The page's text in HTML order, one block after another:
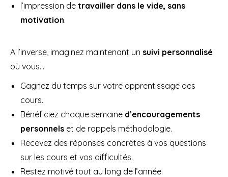
l’impression de travailler dans le vide, sans
motivation.
A l’inverse, imaginez maintenant un suivi personnalisé
où vous…
Gagnez du temps sur votre apprentissage des
cours.
Bénéficiez chaque semaine d’encouragements
personnels et de rappels méthodologie.
Recevez des réponses concrètes à vos questions
sur les cours et vos difficultés.
Restez motivé tout au long de l’année.